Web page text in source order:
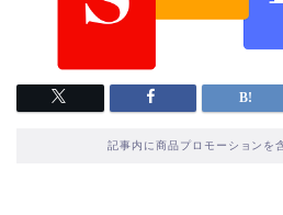
記事内に商品プロモーションを